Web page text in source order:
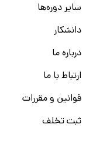
سایر دوره‌ها
دانشکار
درباره ما
ارتباط با ما
قوانین و مقررات
ثبت تخلف